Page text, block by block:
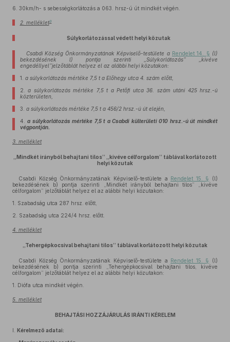
6. 30km/h- s sebességkorlátozás a 063. hrsz-ú út mindkét végén.
2. melléklet9
Súlykorlátozással védett helyi közutak
Csabdi Község Önkormányzatának Képviselő-testülete a Rendelet 14. § (l)
bekezdésének l) pontja szerinti „Súlykorlátozás” „kivéve
engedéllyel”jelzőtáblát helyez el az alábbi helyi közutakon:
1. a súlykorlátozás mértéke 7,5 t a Előhegy utca 4. szám előtt,
2.
a súlykorlátozás mértéke 7,5 t a Petőfi utca 36. szám utáni 425 hrsz.-ú
közterületen,
3. a súlykorlátozás mértéke 7,5 t a 456/2 hrsz.-ú út elején,
4.
a súlykorlátozás mértéke 7,5 t a Csabdi külterületi 010 hrsz.-ú út mindkét
végpontján.
3. melléklet
„Mindkét irányból behajtani tilos” „kivéve célforgalom” táblával korlátozott
helyi közutak
Csabdi Község Önkormányzatának Képviselő-testülete a Rendelet 15. §
(l)
bekezdésének b) pontja szerinti „Mindkét irányból behajtani tilos” „kivéve
célforgalom” jelzőtáblát helyez el az alábbi helyi közutakon:
1.
Szabadság utca 287 hrsz. előtt,
2.
Szabadság utca 224/4 hrsz. előtt.
4. melléklet
„Tehergépkocsival behajtani tilos” táblával korlátozott helyi közutak
Csabdi Község Önkormányzatának Képviselő-testülete a Rendelet 15. §
(l)
bekezdésének b) pontja szerinti „Tehergépkocsival behajtani tilos, kivéve
célforgalom” jelzőtáblát helyez el az alábbi helyi közutakon:
1.
Diófa utca mindkét végén.
5. melléklet
BEHAJTÁSI HOZZÁJÁRULÁS IRÁNTI KÉRELEM
I. Kérelmező adatai: